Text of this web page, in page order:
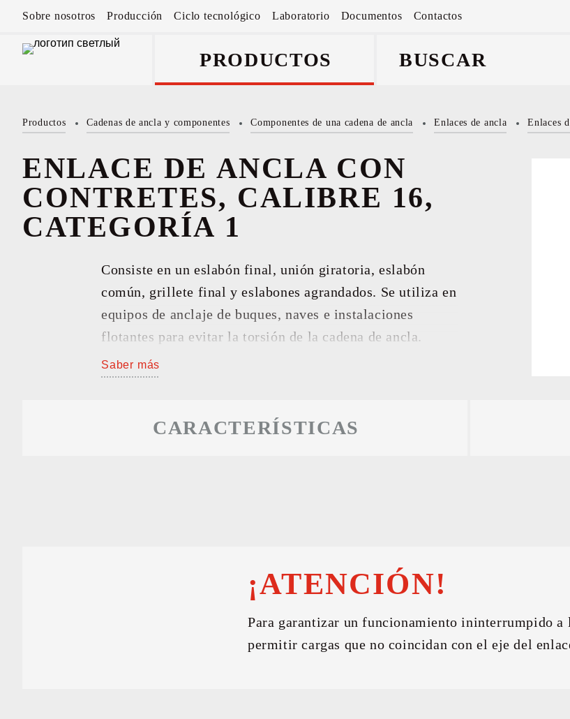
Sobre nosotros Producción Ciclo tecnológico Laboratorio Documentos Contactos
PRODUCTOS
Cadenas de ancla y
RESULTADOS
Productos Cadenas de ancla y componentes Componentes de una cadena de ancla Enlaces de ancla Enlaces
ENLACE DE ANCLA CON
CONTRETES, CALIBRE 16,
CATEGORÍA 1
Consiste en un eslabón final, unión giratoria, eslabón
común, grillete final y eslabones agrandados. Se utiliza en
equipos de anclaje de buques, naves e instalaciones
flotantes para evitar la torsión de la cadena de ancla.
Saber más
CARACTERÍSTICAS
¡ATENCIÓN!
Para garantizar un funcionamiento ininterrumpido a
permitir cargas que no coincidan con el eje del